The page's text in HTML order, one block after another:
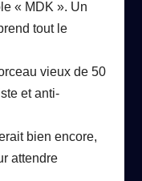
« MDK ». Un
tout le
vieux de 50
et anti-
bien encore,
attendre